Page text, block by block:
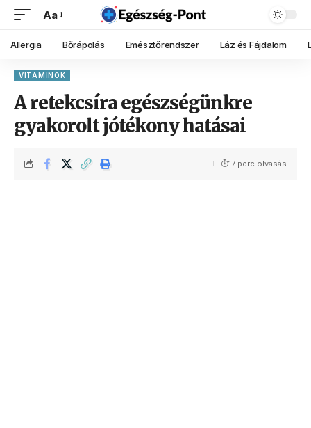
Aa
Allergia Bőrápolás Emésztőrendszer Láz és Fájdalom
VITAMINOK
A retekcsíra egészségünkre
gyakorolt jótékony hatásai
17 perc olvasás